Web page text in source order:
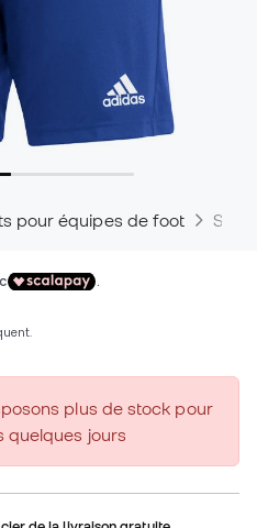
pour équipes de foot
plus de stock pour
quelques jours